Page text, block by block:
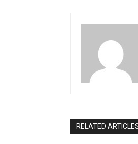
RELATED